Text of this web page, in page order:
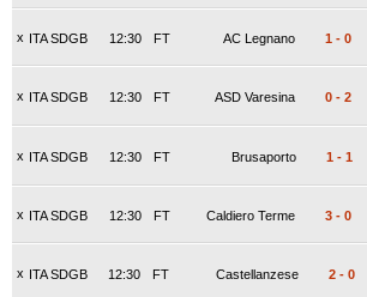
x ITA SDGB FT
12:30 AC Legnano 1 - 0
x ITA SDGB FT
12:30 ASD Varesina 0 - 2
x ITA SDGB FT
12:30 Brusaporto 1 - 1
x ITA SDGB FT
12:30 Caldiero Terme 3 - 0
x ITA SDGB FT
12:30 Castellanzese 2 - 0